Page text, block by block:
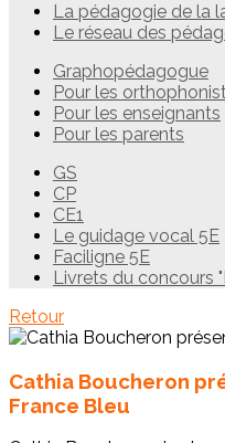
La pédagogie de la
Le réseau des
Graphopédagogue
Pour les
Pour les enseignants
Pour les parents
GS
CP
CE1
Le guidage vocal 5E
Faciligne 5E
Livrets du concours
Retour
Cathia Boucheron
France Bleu